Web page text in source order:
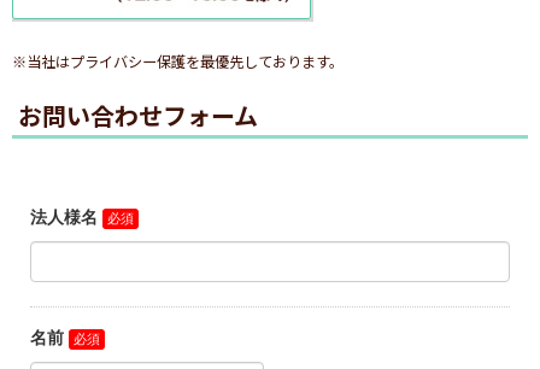
※当社はプライバシー保護を最優先しております。
お問い合わせフォーム